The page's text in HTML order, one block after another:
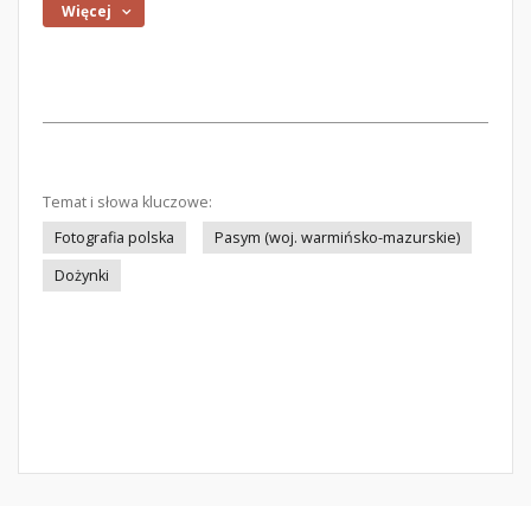
Więcej
Temat i słowa kluczowe:
Fotografia polska
Pasym (woj. warmińsko-mazurskie)
Dożynki